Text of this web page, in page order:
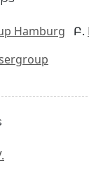
Hamburg